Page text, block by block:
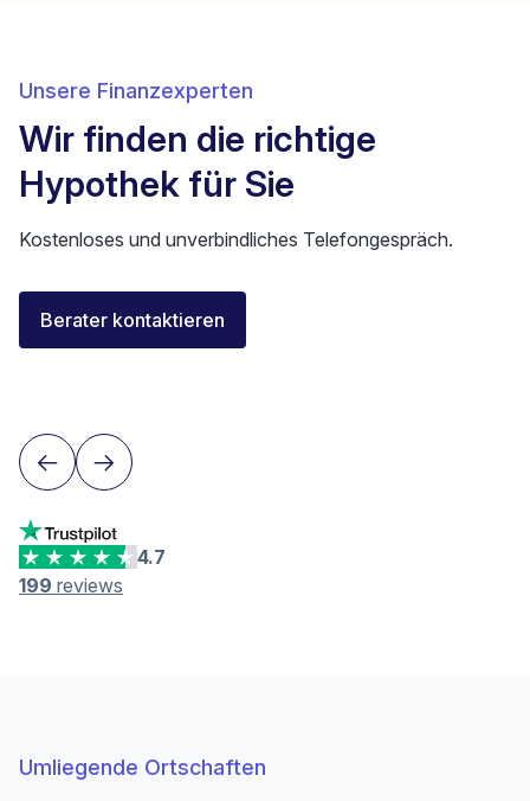
Unsere Finanzexperten
Wir finden die richtige
Hypothek für Sie
Kostenloses und unverbindliches Telefongespräch.
Berater kontaktieren
Florent Buser
Area Sales Director Romandie
4.7
199 reviews
Umliegende Ortschaften